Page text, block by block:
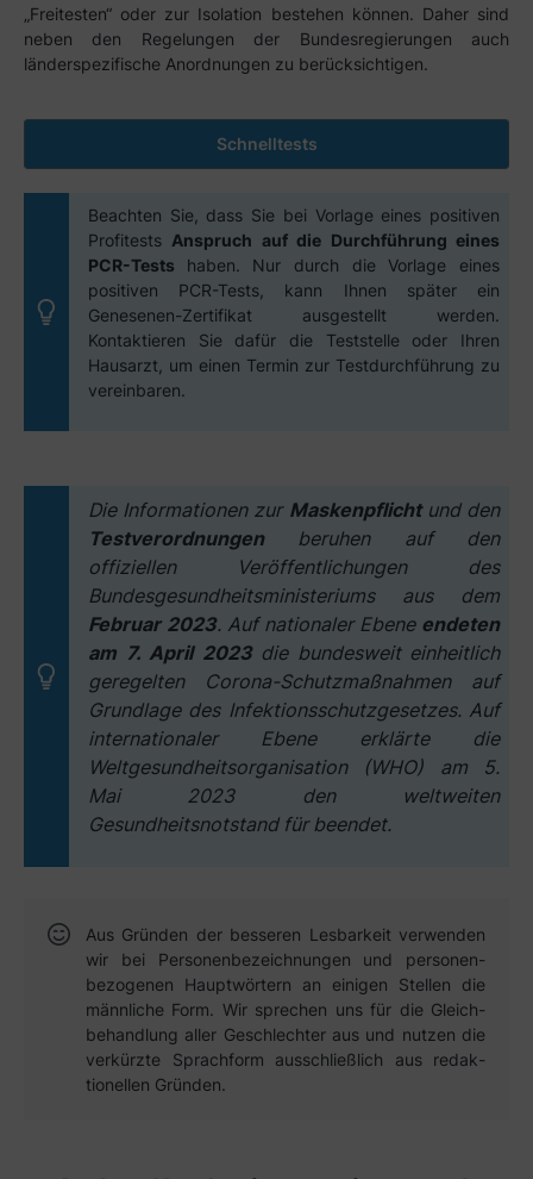
„Freitesten“ oder zur Isolation bestehen können. Daher sind
neben den Regelungen der Bundesregierungen auch
länderspezifische Anordnungen zu berücksichtigen.
Schnelltests
Beachten Sie, dass Sie bei Vorlage eines positiven
Profitests Anspruch auf die Durchführung eines
PCR-Tests haben. Nur durch die Vorlage eines
positiven PCR-Tests, kann Ihnen später ein
Genesenen-Zertifikat ausgestellt werden.
Kontaktieren Sie dafür die Teststelle oder Ihren
Hausarzt, um einen Termin zur Testdurchführung zu
vereinbaren.
Die Informationen zur Maskenpflicht und den
Testverordnungen beruhen auf den
offiziellen Veröffentlichungen des
Bundesgesundheitsministeriums aus dem
Februar 2023. Auf nationaler Ebene endeten
am 7. April 2023 die bundesweit einheitlich
geregelten Corona-Schutzmaßnahmen auf
Grundlage des Infektionsschutzgesetzes. Auf
internationaler Ebene erklärte die
Weltgesundheitsorganisation (WHO) am 5.
Mai 2023 den weltweiten
Gesundheitsnotstand für beendet.
Aus Gründen der besseren Lesbar­keit verwen­den
wir bei Personen­bezeich­nungen und personen­
bezogenen Haupt­wörtern an einigen Stellen die
männ­liche Form. Wir sprechen uns für die Gleich­
behandlung aller Geschlechter aus und nutzen die
verkürzte Sprach­form aus­schließ­lich aus redak­
tionellen Gründen.